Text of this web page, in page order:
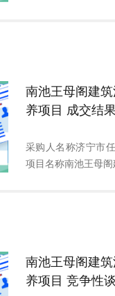
南池王母阁建
养项目 成交结
采购人名称济宁市
项目名称南池王母
南池王母阁建
养项目 竞争性